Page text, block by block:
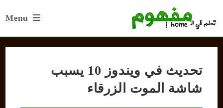
Menu
تحديث في ويندوز 10 يسبب
شاشة الموت الزرقاء